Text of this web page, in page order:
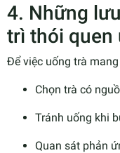
4. Những
trì thói quen
Để việc uống trà
Chọn trà có
Tránh uống khi
Quan sát phản